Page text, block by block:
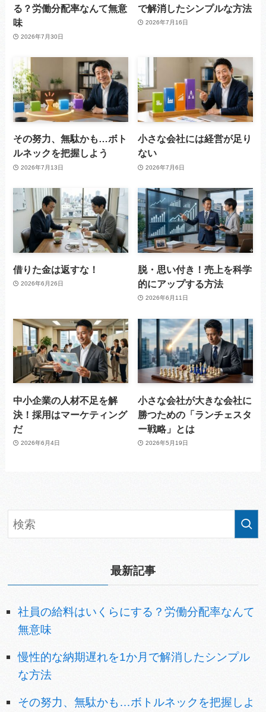
る？労働分配率なんて無意
味
2026年7月30日
で解消したシンプルな方法
2026年7月16日
その努力、無駄かも…ボト
ルネックを把握しよう
2026年7月13日
小さな会社には経営が足り
ない
2026年7月6日
借りた金は返すな！
2026年6月26日
脱・思い付き！売上を科学
的にアップする方法
2026年6月11日
中小企業の人材不足を解
決！採用はマーケティング
だ
2026年6月4日
小さな会社が大きな会社に
勝つための「ランチェスタ
ー戦略」とは
2026年5月19日
最新記事
社員の給料はいくらにする？労働分配率なんて
無意味
慢性的な納期遅れを1か月で解消したシンプル
な方法
その努力、無駄かも…ボトルネックを把握しよ